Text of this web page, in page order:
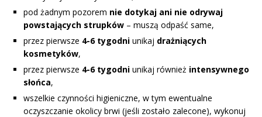
pod żadnym pozorem nie dotykaj ani nie odrywaj
powstających strupków – muszą odpaść same,
przez pierwsze 4-6 tygodni unikaj drażniących
kosmetyków,
przez pierwsze 4-6 tygodni unikaj również intensywnego
słońca,
wszelkie czynności higieniczne, w tym ewentualne
oczyszczanie okolicy brwi (jeśli zostało zalecone), wykonuj